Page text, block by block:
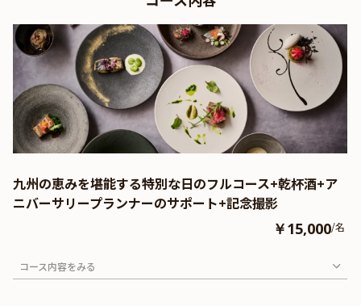
九州の恵みを堪能する特別な日のフルコース+乾杯酒+ア
ニバーサリープランナーのサポート+記念撮影
￥15,000/名
コース内容をみる